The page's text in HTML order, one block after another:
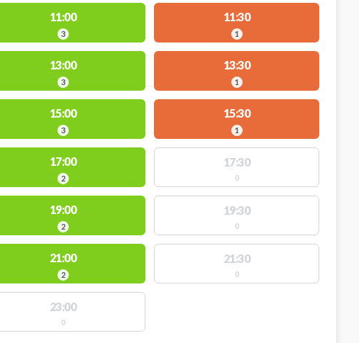
11:00
3
11:30
1
13:00
3
13:30
1
15:00
3
15:30
1
17:00
2
17:30
0
19:00
2
19:30
0
21:00
2
21:30
0
23:00
0